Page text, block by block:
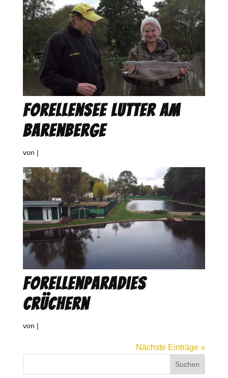
Forellensee Lutter am
Barenberge
von |
Forellenparadies
Crüchern
von |
Nächste Einträge »
Suchen